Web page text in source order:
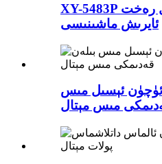
XY-5483P ئالتۇن رەڭلىك مېتال رەخت
ئايرىش ماشىنىسى
ئۈچۈن ئېسىل مىس
مىس مېتال